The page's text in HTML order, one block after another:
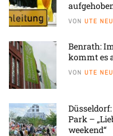
VON UTE
Benrath:
kommt es
VON UTE
Park –
weekend“